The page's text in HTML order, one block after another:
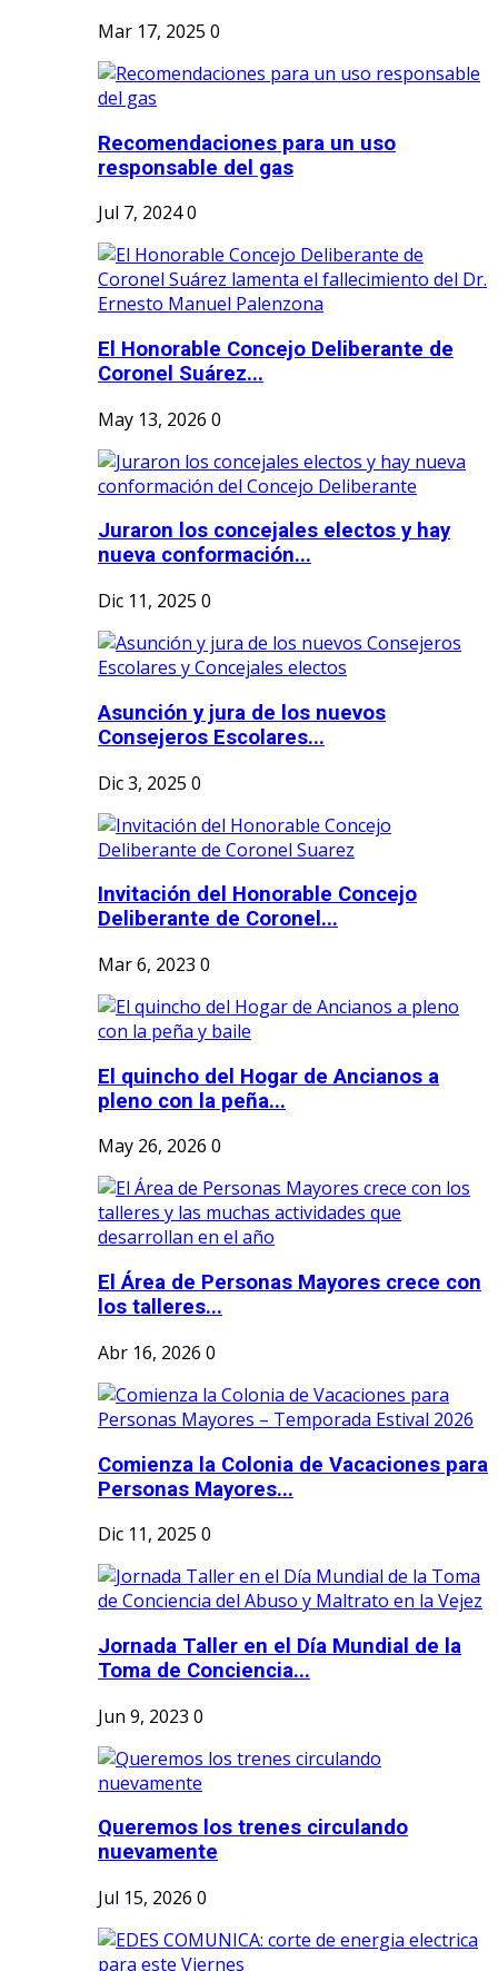
Mar 17, 2025 0
Recomendaciones para un uso
responsable del gas
Jul 7, 20240
El Honorable Concejo Deliberante de
Coronel Suárez...
May 13, 2026 0
Juraron los concejales electos y hay
nueva conformación...
Dic 11, 2025 0
Asunción y jura de los nuevos
Consejeros Escolares...
Dic 3, 2025 0
Invitación del Honorable Concejo
Deliberante de Coronel...
Mar 6, 2023 0
El quincho del Hogar de Ancianos a
pleno con la peña...
May 26, 2026 0
El Área de Personas Mayores crece con
los talleres...
Abr 16, 2026 0
Comienza la Colonia de Vacaciones para
Personas Mayores...
Dic 11, 2025 0
Jornada Taller en el Día Mundial de la
Toma de Conciencia...
Jun 9, 2023 0
Queremos los trenes circulando
nuevamente
Jul 15, 2026 0